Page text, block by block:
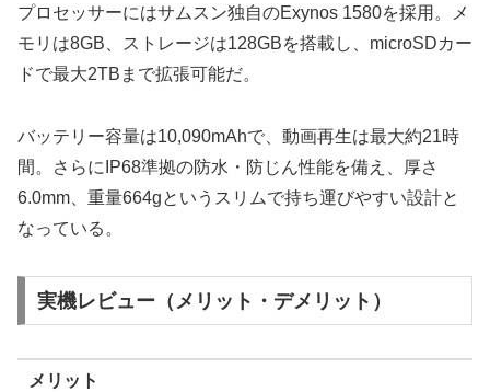
プロセッサーにはサムスン独自のExynos 1580を採用。メ
モリは8GB、ストレージは128GBを搭載し、microSDカー
ドで最大2TBまで拡張可能だ。
バッテリー容量は10,090mAhで、動画再生は最大約21時
間。さらにIP68準拠の防水・防じん性能を備え、厚さ
6.0mm、重量664gというスリムで持ち運びやすい設計と
なっている。
実機レビュー（メリット・デメリット）
メリット